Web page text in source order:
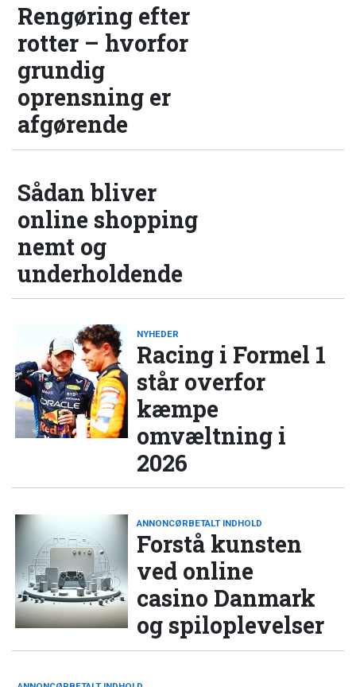
Rengøring efter
rotter – hvorfor
grundig
oprensning er
afgørende
Sådan bliver
online shopping
nemt og
underholdende
NYHEDER
Racing i Formel 1
står overfor
kæmpe
omvæltning i
2026
ANNONCØRBETALT INDHOLD
Forstå kunsten
ved online
casino Danmark
og spiloplevelser